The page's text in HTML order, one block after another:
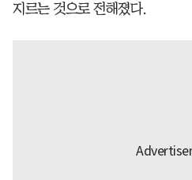
지르는 것으로 전해졌다.